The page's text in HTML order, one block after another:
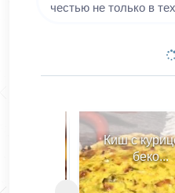
честью не только в тех
нужно ничего варить
Без майонеза.
Киш с
беко...